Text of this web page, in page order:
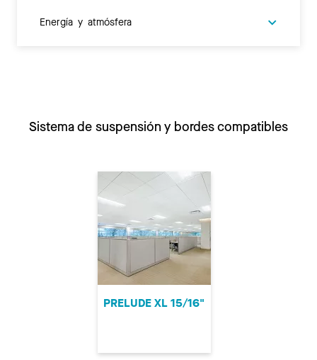
Energía y atmósfera
Sistema de suspensión y bordes compatibles
PRELUDE XL 15/16"